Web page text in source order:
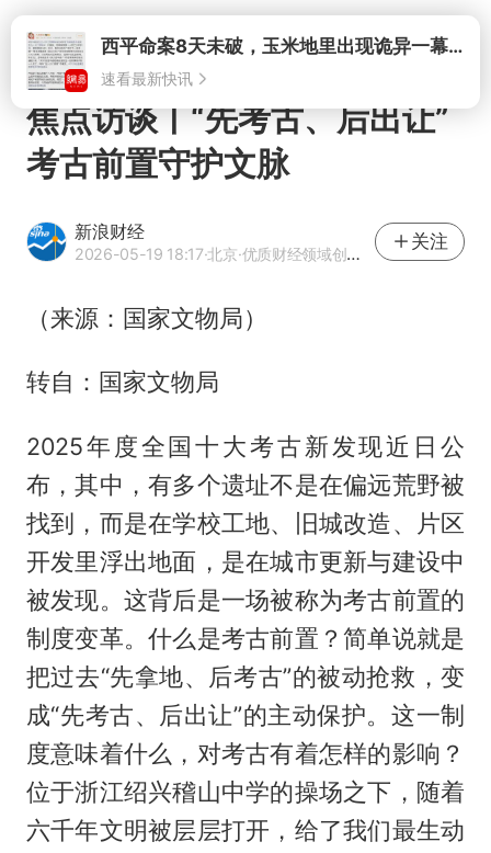
打开
焦点访谈丨“先考古、后出让”
考古前置守护文脉
新浪财经
2026-05-19 18:17·北京·优质财经领域创作者
关注
（来源：国家文物局）
转自：国家文物局
2025年度全国十大考古新发现近日公
布，其中，有多个遗址不是在偏远荒野被
找到，而是在学校工地、旧城改造、片区
开发里浮出地面，是在城市更新与建设中
被发现。这背后是一场被称为考古前置的
制度变革。什么是考古前置？简单说就是
把过去“先拿地、后考古”的被动抢救，变
成“先考古、后出让”的主动保护。这一制
度意味着什么，对考古有着怎样的影响？
位于浙江绍兴稽山中学的操场之下，随着
六千年文明被层层打开，给了我们最生动